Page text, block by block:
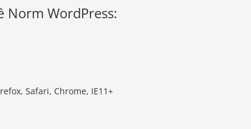
WordPress:
Safari, Chrome, IE11+